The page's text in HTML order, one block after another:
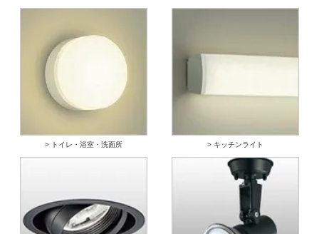
> トイレ・浴室・洗面所 > キッチンライト